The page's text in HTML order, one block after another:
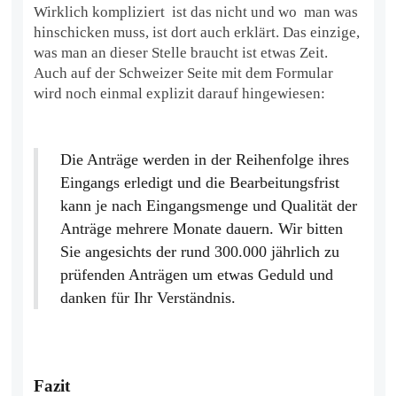
Wirklich kompliziert ist das nicht und wo man was
hinschicken muss, ist dort auch erklärt. Das einzige,
was man an dieser Stelle braucht ist etwas Zeit.
Auch auf der Schweizer Seite mit dem Formular
wird noch einmal explizit darauf hingewiesen:
Die Anträge werden in der Reihenfolge ihres
Eingangs erledigt und die Bearbeitungsfrist
kann je nach Eingangsmenge und Qualität der
Anträge mehrere Monate dauern. Wir bitten
Sie angesichts der rund 300.000 jährlich zu
prüfenden Anträgen um etwas Geduld und
danken für Ihr Verständnis.
Fazit